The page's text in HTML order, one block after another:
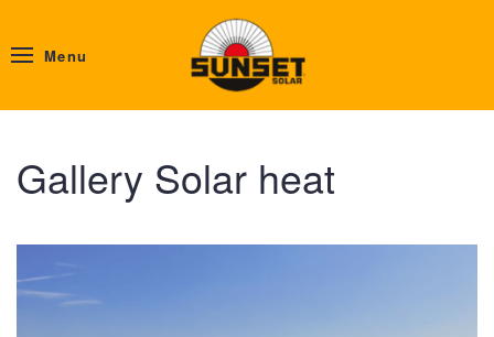
Menu
Gallery Solar heat